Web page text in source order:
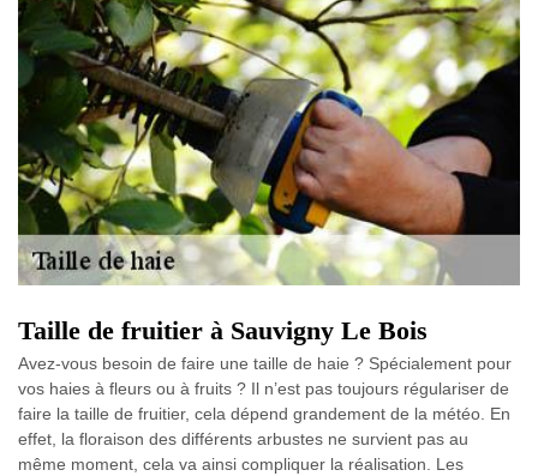
Taille de fruitier à Sauvigny Le Bois
Avez-vous besoin de faire une taille de haie ? Spécialement pour
vos haies à fleurs ou à fruits ? Il n’est pas toujours régulariser de
faire la taille de fruitier, cela dépend grandement de la météo. En
effet, la floraison des différents arbustes ne survient pas au
même moment, cela va ainsi compliquer la réalisation. Les